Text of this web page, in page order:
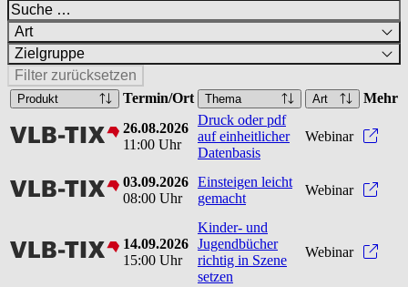
Art
Zielgruppe
Filter zurücksetzen
Produkt Termin/Ort Thema Art Mehr
vlbtix
26.08.2026
11:00 Uhr
Druck oder pdf
auf einheitlicher
Datenbasis
Webinar
vlbtix
03.09.2026
08:00 Uhr
Einsteigen leicht
gemacht
Webinar
vlbtix
14.09.2026
15:00 Uhr
Kinder- und
Jugendbücher
richtig in Szene
setzen
Webinar